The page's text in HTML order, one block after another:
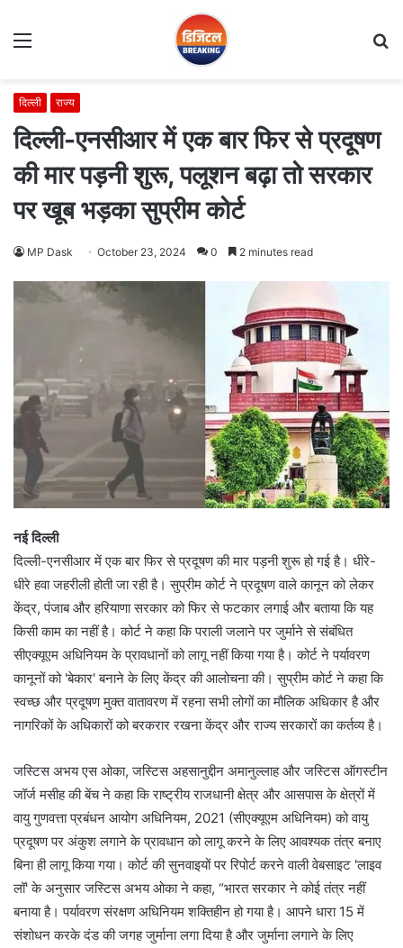
Menu
दिल्ली राज्य
दिल्ली-एनसीआर में एक बार फिर से प्रदूषण
की मार पड़नी शुरू, पलूशन बढ़ा तो सरकार
पर खूब भड़का सुप्रीम कोर्ट
MP Dask October 23, 2024 0 2 minutes read
नई दिल्ली
दिल्ली-एनसीआर में एक बार फिर से प्रदूषण की मार पड़नी शुरू हो गई है। धीरे-
धीरे हवा जहरीली होती जा रही है। सुप्रीम कोर्ट ने प्रदूषण वाले कानून को लेकर
केंद्र, पंजाब और हरियाणा सरकार को फिर से फटकार लगाई और बताया कि यह
किसी काम का नहीं है। कोर्ट ने कहा कि पराली जलाने पर जुर्माने से संबंधित
सीएक्यूएम अधिनियम के प्रावधानों को लागू नहीं किया गया है। कोर्ट ने पर्यावरण
कानूनों को 'बेकार' बनाने के लिए केंद्र की आलोचना की। सुप्रीम कोर्ट ने कहा कि
स्वच्छ और प्रदूषण मुक्त वातावरण में रहना सभी लोगों का मौलिक अधिकार है और
नागरिकों के अधिकारों को बरकरार रखना केंद्र और राज्य सरकारों का कर्तव्य है।
जस्टिस अभय एस ओका, जस्टिस अहसानुद्दीन अमानुल्लाह और जस्टिस ऑगस्टीन
जॉर्ज मसीह की बेंच ने कहा कि राष्ट्रीय राजधानी क्षेत्र और आसपास के क्षेत्रों में
वायु गुणवत्ता प्रबंधन आयोग अधिनियम, 2021 (सीएक्यूएम अधिनियम) को वायु
प्रदूषण पर अंकुश लगाने के प्रावधान को लागू करने के लिए आवश्यक तंत्र बनाए
बिना ही लागू किया गया। कोर्ट की सुनवाइयों पर रिपोर्ट करने वाली वेबसाइट 'लाइव
लॉ' के अनुसार जस्टिस अभय ओका ने कहा, “भारत सरकार ने कोई तंत्र नहीं
बनाया है। पर्यावरण संरक्षण अधिनियम शक्तिहीन हो गया है। आपने धारा 15 में
संशोधन करके दंड की जगह जुर्माना लगा दिया है और जुर्माना लगाने के लिए